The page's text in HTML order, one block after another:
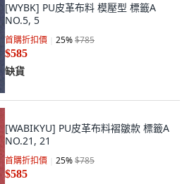
[WYBK] PU皮革布料 模壓型 標籤A
NO.5, 5
首購折扣價 25%$785
$585
缺貨
[WABIKYU] PU皮革布料褶皺款 標籤A
NO.21, 21
首購折扣價 25%$785
$585